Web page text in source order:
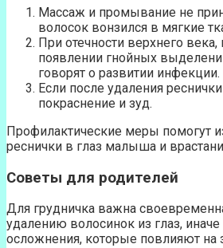
Массаж и промывание не
волосок вонзился в мягкие
При отечности верхнего века,
появлении гнойных
говорят о развитии инфекции.
Если после удаления
покраснение и зуд.
Профилактические меры помогут
реснички в глаз малыша и
Советы для родителей
Для грудничка важна
удалению волосинок из глаз, иначе
осложнения, которые повлияют